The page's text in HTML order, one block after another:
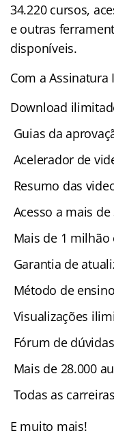
34.220 cursos,
e outras
disponíveis.
Com a Assinatura
Download
Guias da
Acelerador de
Resumo das
Acesso a mais
Mais de 1 milhão
Garantia de
Método de
Visualizações
Fórum de
Mais de 28.000
Todas as
E muito mais!